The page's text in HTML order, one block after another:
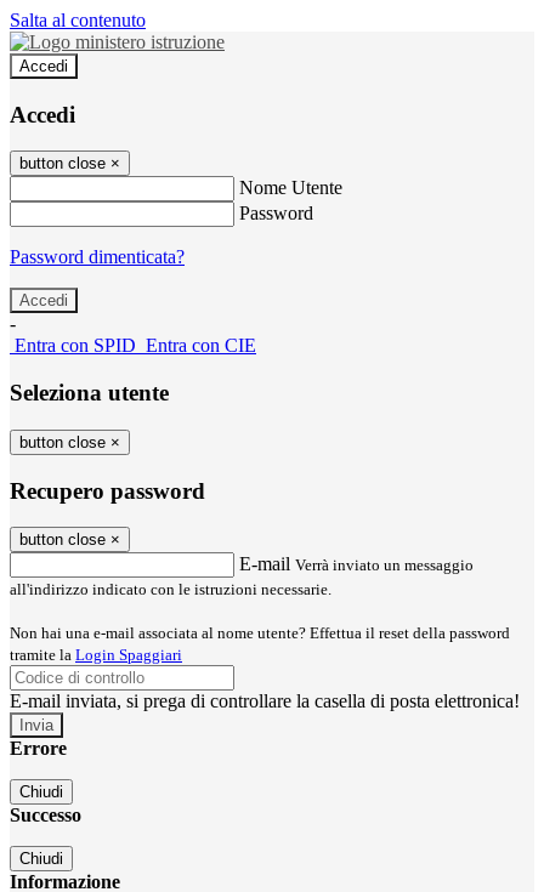
Salta al contenuto
Accedi
Accedi
button close ×
Nome Utente
Password
Password dimenticata?
-
Entra con SPID Entra con CIE
Seleziona utente
button close ×
Recupero password
button close ×
E-mail Verrà inviato un messaggio
all'indirizzo indicato con le istruzioni necessarie.
Non hai una e-mail associata al nome utente? Effettua il reset della password
tramite la Login Spaggiari
E-mail inviata, si prega di controllare la casella di posta elettronica!
Errore
Chiudi
Successo
Chiudi
Informazione